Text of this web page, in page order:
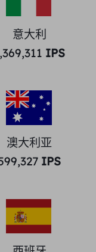
意大利
IPS
澳大利亚
IPS